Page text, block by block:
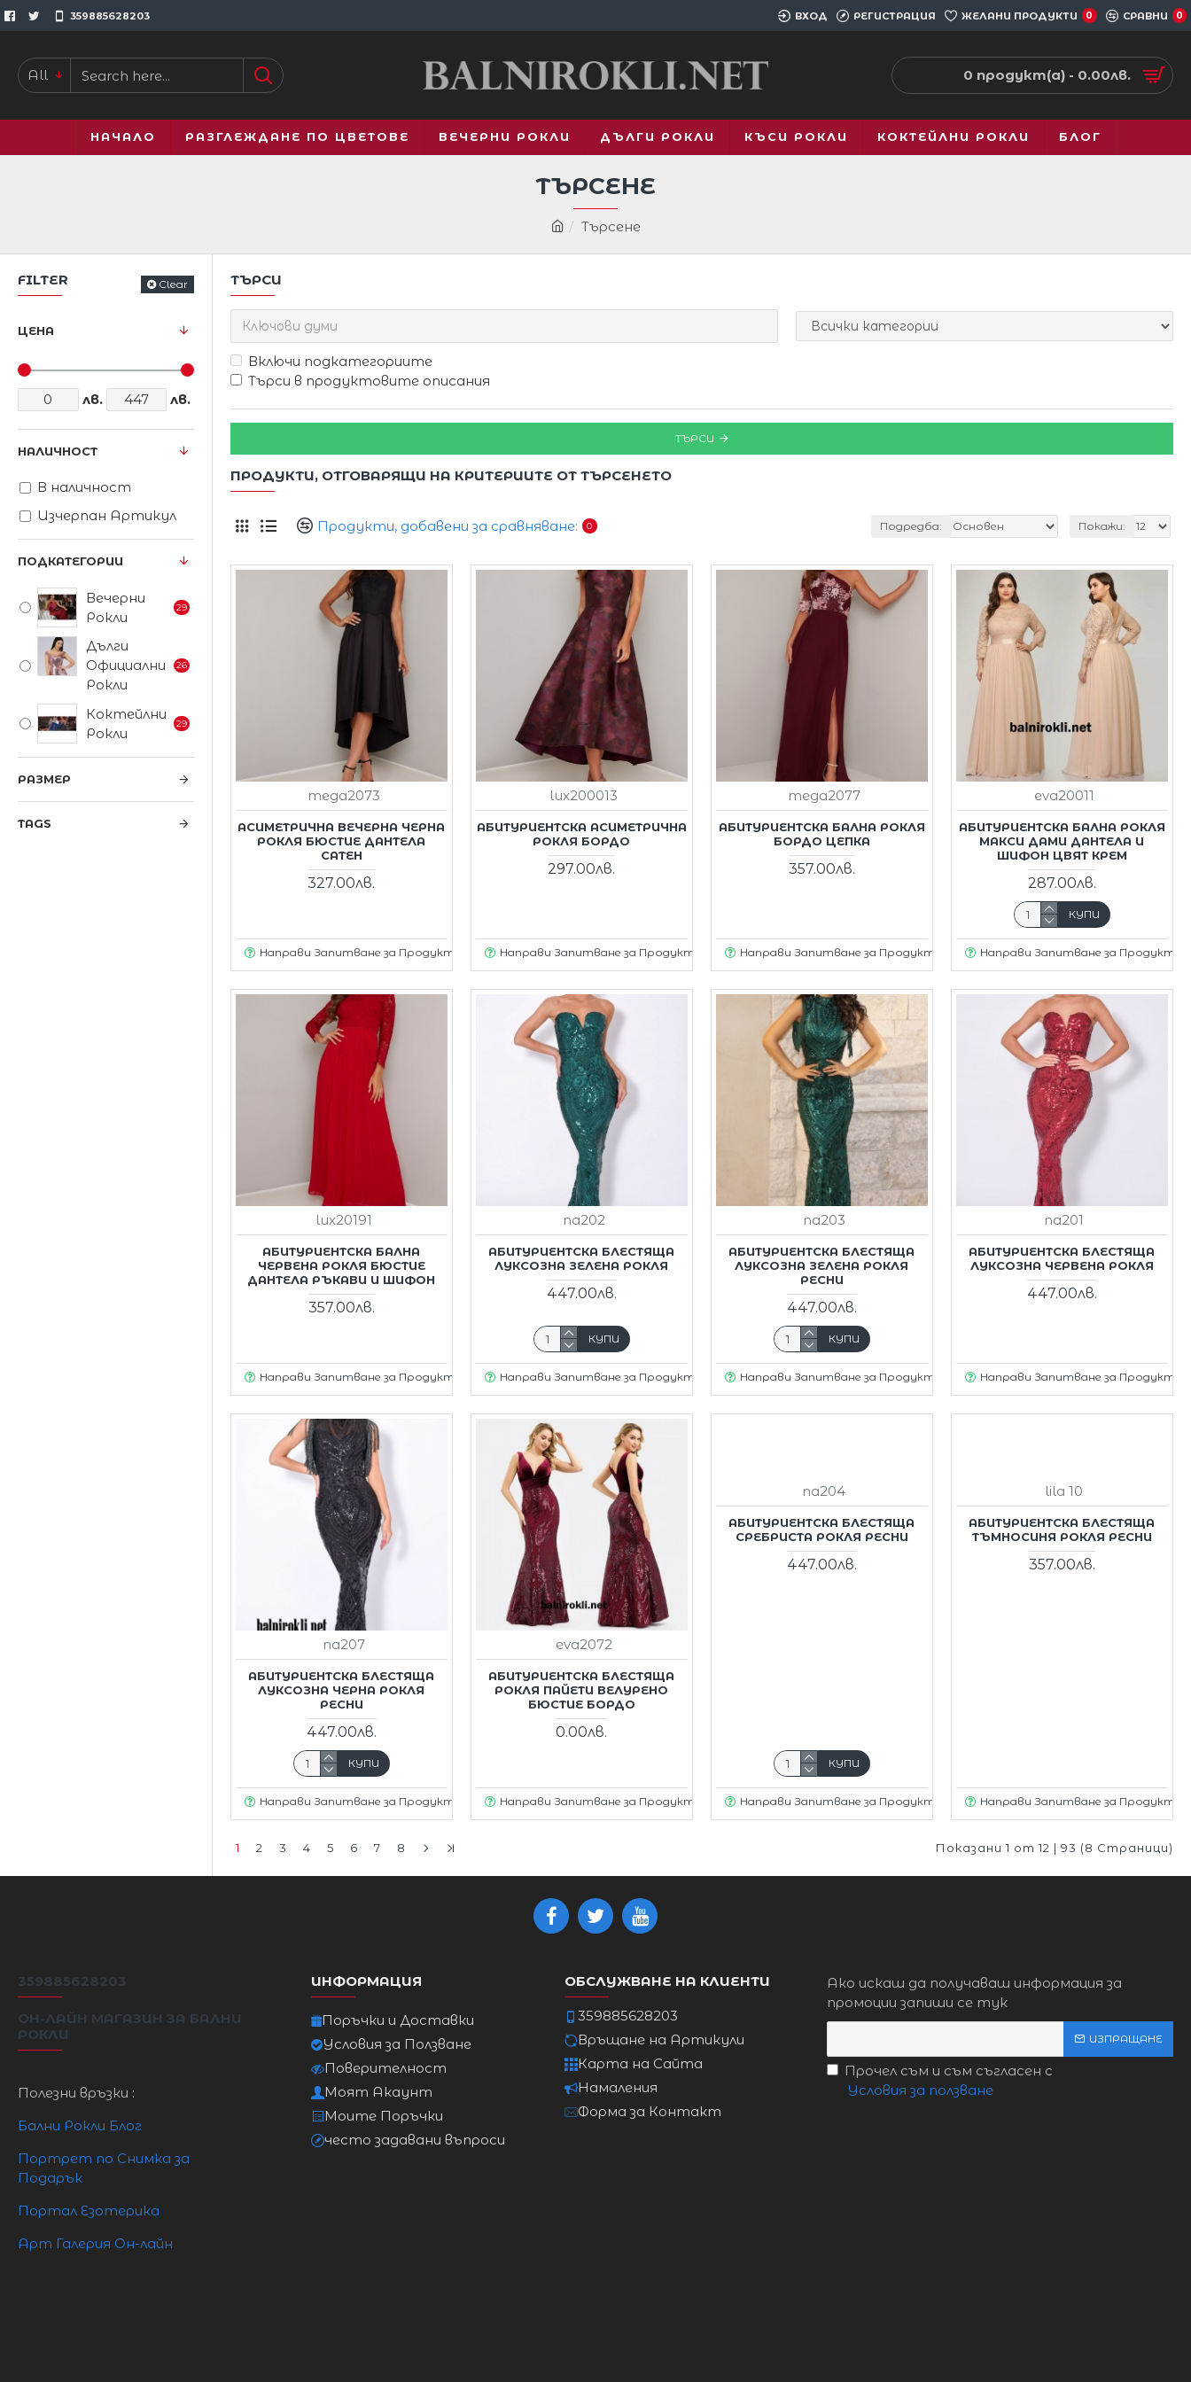
359885628203 ВХОД РЕГИСТРАЦИЯ ЖЕЛАНИ ПРОДУКТИ 0 СРАВНИ 0
All 0 продукт(а) - 0.00лв.
НАЧАЛО РАЗГЛЕЖДАНЕ ПО ЦВЕТОВЕ ВЕЧЕРНИ РОКЛИ ДЪЛГИ РОКЛИ КЪСИ РОКЛИ КОКТЕЙЛНИ РОКЛИ БЛОГ
Търсене
ТЪРСЕНЕ
FILTER Clear
ЦЕНА
лв. лв.
ПОДКАТЕГОРИИ
Вечерни
Рокли
29
Дълги
Официални
Рокли
26
Коктейлни
Рокли
29
РАЗМЕР
TAGS
НАЛИЧНОСТ
В наличност
Изчерпан Артикул
ТЪРСИ
Включи подкатегориите
Търси в продуктовите описания
ТЪРСИ
ПРОДУКТИ, ОТГОВАРЯЩИ НА КРИТЕРИИТЕ ОТ ТЪРСЕНЕТО
Продукти, добавени за сравняване: 0 Подредба: Покажи:
mega2073
АСИМЕТРИЧНА ВЕЧЕРНА ЧЕРНА
РОКЛЯ БЮСТИЕ ДАНТЕЛА
САТЕН
327.00лв.
Направи Запитване за Продукт
lux200013
АБИТУРИЕНТСКА АСИМЕТРИЧНА
РОКЛЯ БOРДО
297.00лв.
Направи Запитване за Продукт
mega2077
АБИТУРИЕНТСКА БАЛНА РОКЛЯ
БОРДО ЦЕПКА
357.00лв.
Направи Запитване за Продукт
eva20011
АБИТУРИЕНТСКА БАЛНА РОКЛЯ
МАКСИ ДАМИ ДАНТЕЛА И
ШИФОН ЦВЯТ КРЕМ
287.00лв.
КУПИ
Направи Запитване за Продукт
lux20191
АБИТУРИЕНТСКА БАЛНА
ЧЕРВЕНА РОКЛЯ БЮСТИЕ
ДАНТЕЛА РЪКАВИ И ШИФОН
357.00лв.
Направи Запитване за Продукт
na202
АБИТУРИЕНТСКА БЛЕСТЯЩА
ЛУКСОЗНА ЗЕЛЕНА РОКЛЯ
447.00лв.
КУПИ
Направи Запитване за Продукт
na203
АБИТУРИЕНТСКА БЛЕСТЯЩА
ЛУКСОЗНА ЗЕЛЕНА РОКЛЯ
РЕСНИ
447.00лв.
КУПИ
Направи Запитване за Продукт
na201
АБИТУРИЕНТСКА БЛЕСТЯЩА
ЛУКСОЗНА ЧЕРВЕНА РОКЛЯ
447.00лв.
Направи Запитване за Продукт
na207
АБИТУРИЕНТСКА БЛЕСТЯЩА
ЛУКСОЗНА ЧЕРНА РОКЛЯ
РЕСНИ
447.00лв.
КУПИ
Направи Запитване за Продукт
eva2072
АБИТУРИЕНТСКА БЛЕСТЯЩА
РОКЛЯ ПАЙЕТИ ВЕЛУРЕНО
БЮСТИЕ БОРДО
0.00лв.
Направи Запитване за Продукт
na204
АБИТУРИЕНТСКА БЛЕСТЯЩА
СРЕБРИСТА РОКЛЯ РЕСНИ
447.00лв.
КУПИ
Направи Запитване за Продукт
lila 10
АБИТУРИЕНТСКА БЛЕСТЯЩА
ТЪМНОСИНЯ РОКЛЯ РЕСНИ
357.00лв.
Направи Запитване за Продукт
1 2 3 4 5 6 7 8 Показани 1 от 12 | 93 (8 Страници)
359885628203
ОН-ЛАЙН МАГАЗИН ЗА БАЛНИ
РОКЛИ
Полезни връзки :
Бални Рокли Блог
Портрет по Снимка за
Подарък
Портал Езотерика
Арт Галерия Он-лайн
ИНФОРМАЦИЯ
Поръчки и Доставки
Условия за Ползване
Поверителност
Моят Акаунт
Моите Поръчки
често задавани въпроси
ОБСЛУЖВАНЕ НА КЛИЕНТИ
359885628203
Връщане на Артикули
Карта на Сайта
Намаления
Форма за Контакт
Ако искаш да получаваш информация за
промоции запиши се тук
ИЗПРАЩАНЕ
Прочел съм и съм съгласен с
Условия за ползване